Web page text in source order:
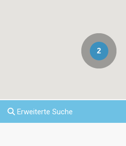
2
Erweiterte Suche